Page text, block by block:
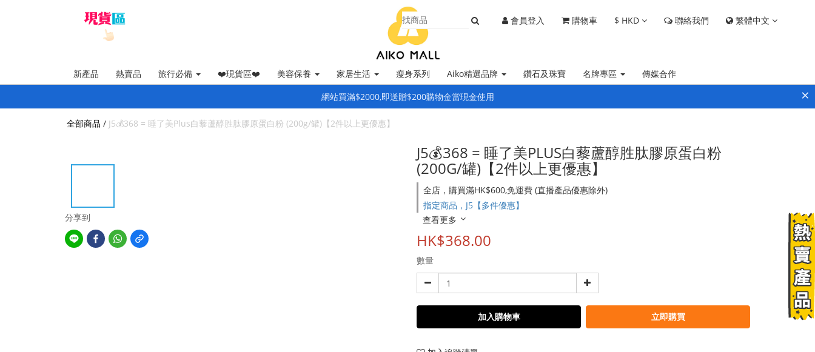
網站買滿$2000,即送贈$200購物金當現金使用 ×
新產品 熱賣品 旅行必備 ❤️現貨區❤️ 美容保養 家居生活 瘦身系列 Aiko精選品牌 鑽石及珠寶 名牌專區 傳媒合作
會員登入 購物車 $ HKD 聯絡我們 繁體中文
全部商品 / J5💰368 = 睡了美Plus白藜蘆醇胜肽膠原蛋白粉 (200g/罐)【2件以上更優惠】
分享到
J5💰368 = 睡了美PLUS白藜蘆醇胜肽膠原蛋白粉
(200G/罐)【2件以上更優惠】
全店，購買滿HK$600,免運費 (直播產品優惠除外)
指定商品，J5【多件優惠】
查看更多
HK$368.00
數量
加入購物車 立即購買